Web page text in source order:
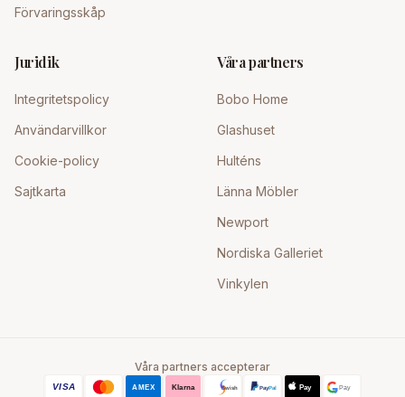
Förvaringsskåp
Juridik
Integritetspolicy
Användarvillkor
Cookie-policy
Sajtkarta
Våra partners
Bobo Home
Glashuset
Hulténs
Länna Möbler
Newport
Nordiska Galleriet
Vinkylen
Våra partners accepterar